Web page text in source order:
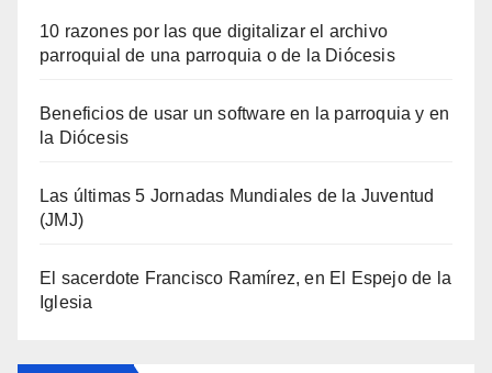
10 razones por las que digitalizar el archivo
parroquial de una parroquia o de la Diócesis
Beneficios de usar un software en la parroquia y en
la Diócesis
Las últimas 5 Jornadas Mundiales de la Juventud
(JMJ)
El sacerdote Francisco Ramírez, en El Espejo de la
Iglesia